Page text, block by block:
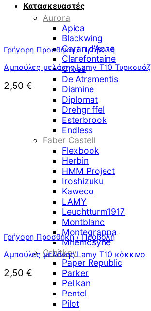
Κατασκευαστές
Aurora
Apica
Blackwing
Caran d’Ache
Clarefontaine
Cross
De Atramentis
Diamine
Diplomat
Drehgriffel
Esterbrook
Endless
Faber Castell
Flexbook
Herbin
HMM Project
Iroshizuku
Kaweco
LAMY
Leuchtturm1917
Montblanc
Montegrappa
Mnemosyne
Orbitkey
Paper Republic
Parker
Pelikan
Pentel
Pilot
Γρήγορη Προσθήκη / Προβολή
Αμπούλες μελάνης Lamy T10 Τυρκουάζ
2,50 €
Γρήγορη Προσθήκη / Προβολή
Αμπούλες μελάνης Lamy T10 κόκκινο
2,50 €